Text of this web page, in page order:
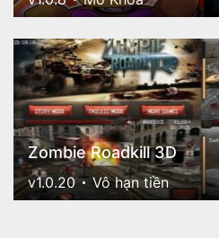
Zombie Roadkill 3D
v1.0.20 Vô hạn tiền